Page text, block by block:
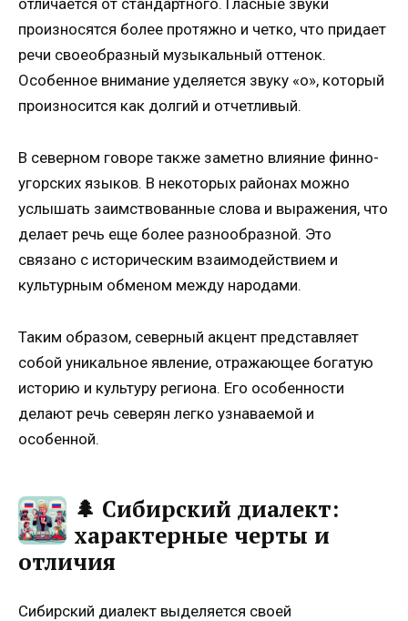
отличается от стандартного. Гласные звуки
произносятся более протяжно и четко, что придает
речи своеобразный музыкальный оттенок.
Особенное внимание уделяется звуку «о», который
произносится как долгий и отчетливый.
В северном говоре также заметно влияние финно-
угорских языков. В некоторых районах можно
услышать заимствованные слова и выражения, что
делает речь еще более разнообразной. Это
связано с историческим взаимодействием и
культурным обменом между народами.
Таким образом, северный акцент представляет
собой уникальное явление, отражающее богатую
историю и культуру региона. Его особенности
делают речь северян легко узнаваемой и
особенной.
🌲 Сибирский диалект:
характерные черты и
отличия
Сибирский диалект выделяется своей